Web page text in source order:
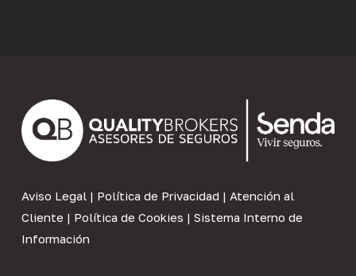
Aviso Legal| Política de Privacidad | Atención al
Cliente | Política de Cookies | Sistema Interno de
Información